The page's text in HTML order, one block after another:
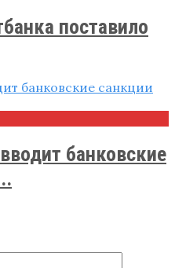
поставило
банковские